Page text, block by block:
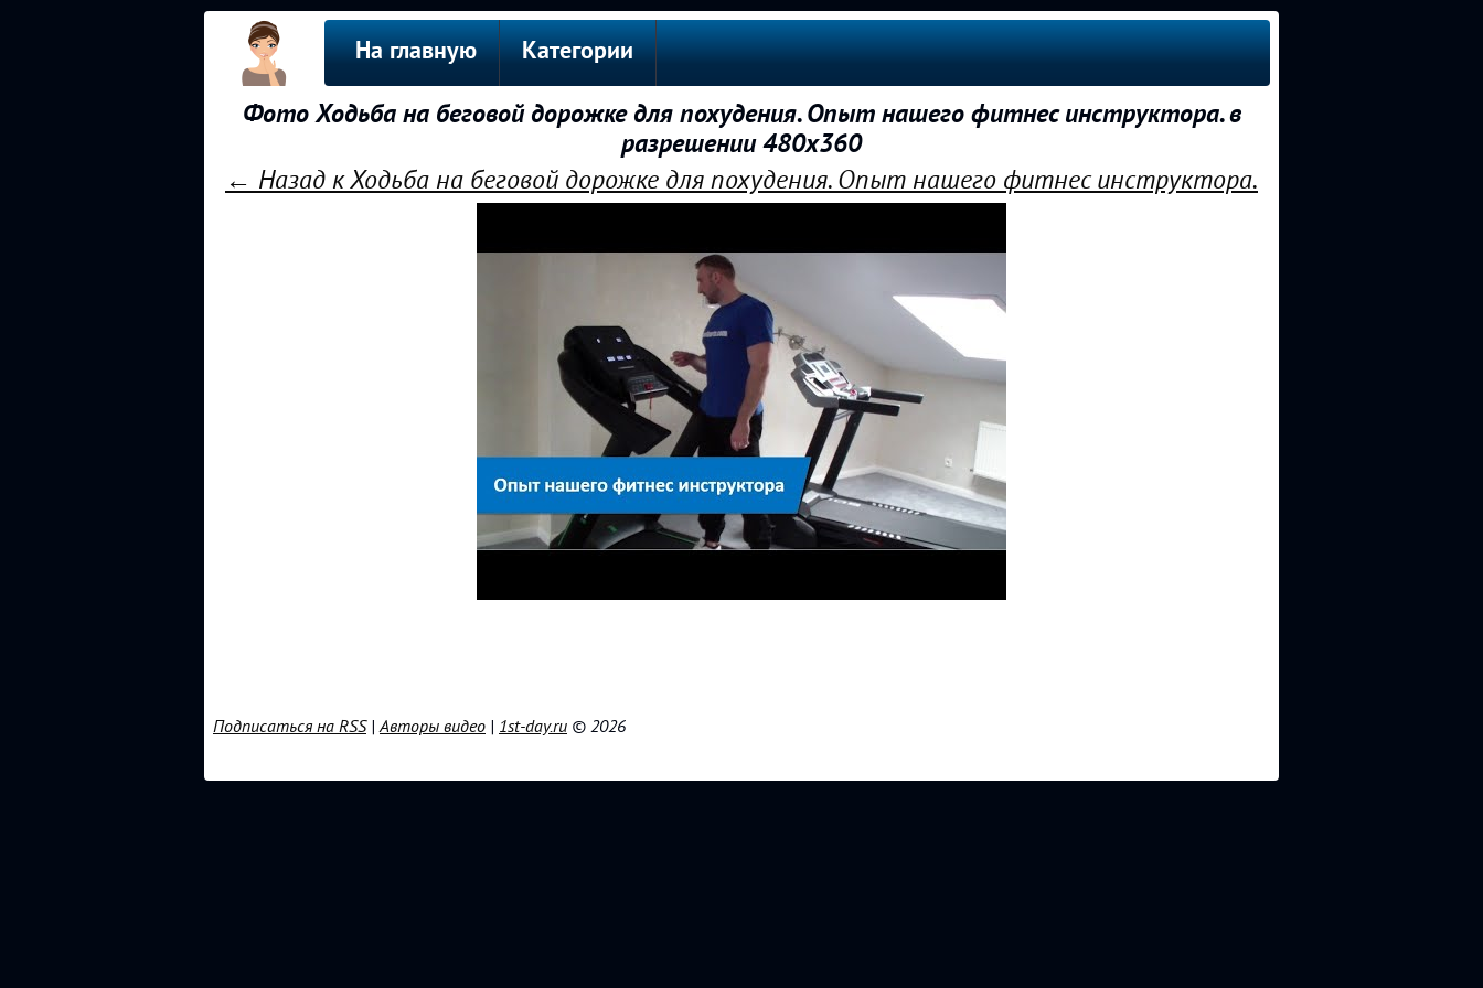
На главную Категории
Фото Ходьба на беговой дорожке для похудения. Опыт нашего фитнес инструктора. в
разрешении 480x360
← Назад к Ходьба на беговой дорожке для похудения. Опыт нашего фитнес инструктора.
Подписаться на RSS|Авторы видео | 1st-day.ru © 2026